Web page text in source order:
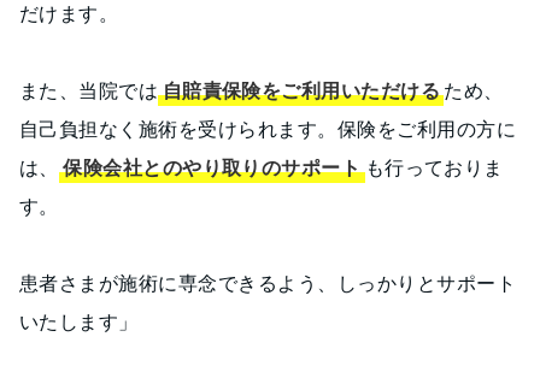
だけます。
また、当院では自賠責保険をご利用いただけるため、
自己負担なく施術を受けられます。保険をご利用の方に
は、
保険会社とのやり取りのサポートも行っておりま
す。
患者さまが施術に専念できるよう、しっかりとサポート
いたします」